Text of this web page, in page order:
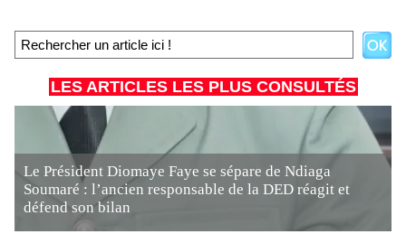
LES ARTICLES LES PLUS CONSULTÉS
Le Président Diomaye Faye se sépare de Ndiaga
Soumaré : l’ancien responsable de la DED réagit et
défend son bilan